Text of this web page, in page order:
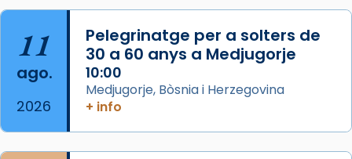
Acompanyant la història de sant Cugat, a
partir de l’Edat Mitjana sorgeix la tradició
que les santes Juliana (“relatiu a Júlia”) i
Semproniana (“relatiu a Semprònia =
eterna”) són deixebles seves. I l’any 1667, el
frare Joan Gaspar Roig, afirma en una obra
que les santes són filles de l’antiga Iluro.
Mataró en reivindicarà les relíq
11
ago.
2026
Pelegrinatge per a solters de
30 a 60 anys a Medjugorje
10:00
Medjugorje, Bòsnia i Herzegovina
+ info